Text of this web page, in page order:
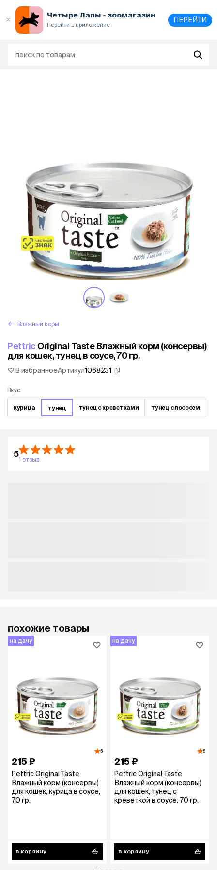
Четыре Лапы - зоомагазин
Перейти в приложение
ПЕРЕЙТИ
Влажный корм
Pettric Original Taste Влажный корм (консервы)
для кошек, тунец в соусе, 70 гр.
В избранноеАртикул1068231
Вкус
курица тунец тунец с креветками тунец с лососем
5
1 отзыв
похожие товары
на дачу
5
215 ₽
Pettric Original Taste
Влажный корм (консервы)
для кошек, курица в соусе,
70 гр.
в корзину
на дачу
5
215 ₽
Pettric Original Taste
Влажный корм (консервы)
для кошек, тунец с
креветкой в соусе, 70 гр.
в корзину